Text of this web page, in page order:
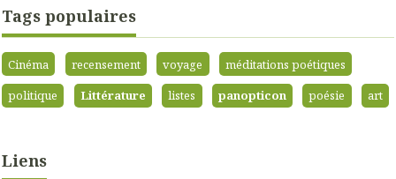
Tags populaires
Cinéma recensement voyage
méditations poétiques
politique
Littérature listes panopticon poésie art
Liens